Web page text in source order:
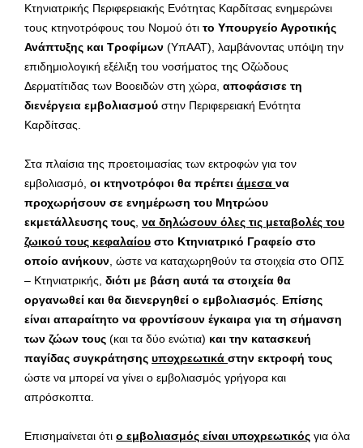
Κτηνιατρικής Περιφερειακής Ενότητας Καρδίτσας ενημερώνει
τους κτηνοτρόφους του Νομού ότι το Υπουργείο Αγροτικής
Ανάπτυξης και Τροφίμων (ΥπΑΑΤ), λαμβάνοντας υπόψη την
επιδημιολογική εξέλιξη του νοσήματος της Οζώδους
Δερματίτιδας των Βοοειδών στη χώρα, αποφάσισε τη
διενέργεια εμβολιασμού στην Περιφερειακή Ενότητα
Καρδίτσας.
Στα πλαίσια της προετοιμασίας των εκτροφών για τον
εμβολιασμό, οι κτηνοτρόφοι θα πρέπει άμεσα να
προχωρήσουν σε ενημέρωση του Μητρώου
εκμετάλλευσης τους, να δηλώσουν όλες τις μεταβολές του
ζωικού τους κεφαλαίου στο Κτηνιατρικό Γραφείο στο
οποίο ανήκουν, ώστε να καταχωρηθούν τα στοιχεία στο ΟΠΣ
– Κτηνιατρικής, διότι με βάση αυτά τα στοιχεία θα
οργανωθεί και θα διενεργηθεί ο εμβολιασμός. Επίσης
είναι απαραίτητο να φροντίσουν έγκαιρα για τη σήμανση
των ζώων τους (και τα δύο ενώτια) και την κατασκευή
παγίδας συγκράτησης υποχρεωτικά στην εκτροφή τους
ώστε να μπορεί να γίνει ο εμβολιασμός γρήγορα και
απρόσκοπτα.
Επισημαίνεται ότι ο εμβολιασμός είναι υποχρεωτικός για όλα